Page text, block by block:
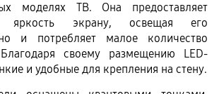
моделях ТВ. Она предоставляет
яркость экрану, освещая его
и потребляет малое количество
своему размещению LED-
и удобные для крепления на стену.